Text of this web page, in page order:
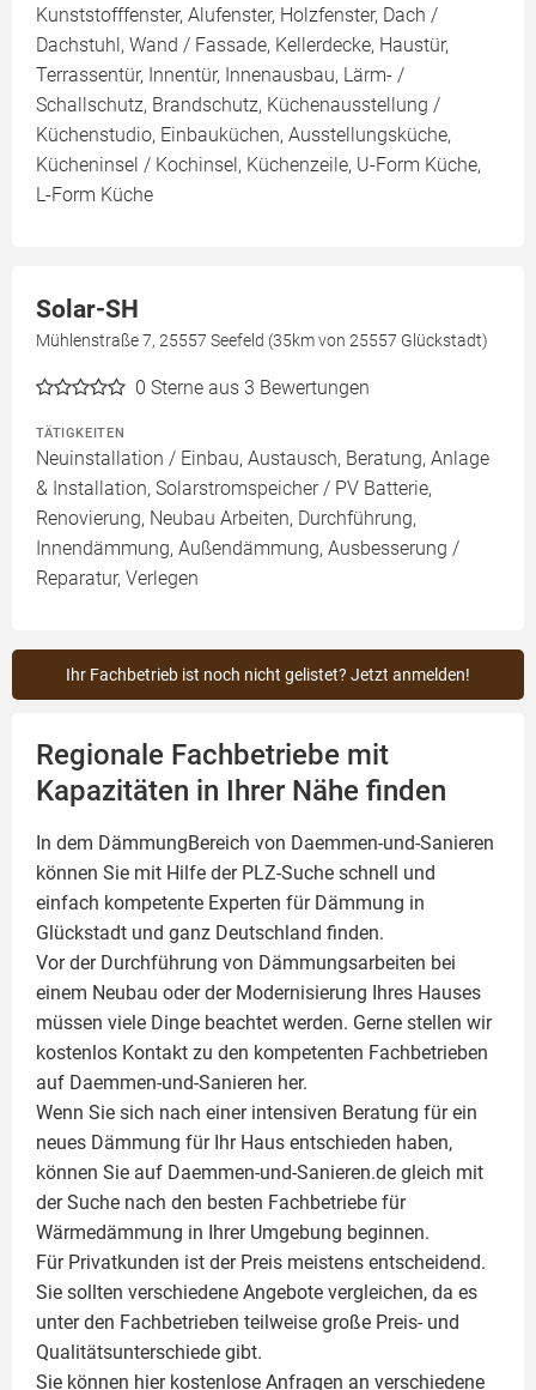
Kunststofffenster, Alufenster, Holzfenster, Dach /
Dachstuhl, Wand / Fassade, Kellerdecke, Haustür,
Terrassentür, Innentür, Innenausbau, Lärm- /
Schallschutz, Brandschutz, Küchenausstellung /
Küchenstudio, Einbauküchen, Ausstellungsküche,
Kücheninsel / Kochinsel, Küchenzeile, U-Form Küche,
L-Form Küche
Solar-SH
Mühlenstraße 7, 25557 Seefeld (35km von 25557 Glückstadt)
0 Sterne aus 3 Bewertungen
TÄTIGKEITEN
Neuinstallation / Einbau, Austausch, Beratung, Anlage
& Installation, Solarstromspeicher / PV Batterie,
Renovierung, Neubau Arbeiten, Durchführung,
Innendämmung, Außendämmung, Ausbesserung /
Reparatur, Verlegen
Ihr Fachbetrieb ist noch nicht gelistet? Jetzt anmelden!
Regionale Fachbetriebe mit
Kapazitäten in Ihrer Nähe finden
In dem DämmungBereich von Daemmen-und-Sanieren
können Sie mit Hilfe der PLZ-Suche schnell und
einfach kompetente Experten für Dämmung in
Glückstadt und ganz Deutschland finden.
Vor der Durchführung von Dämmungsarbeiten bei
einem Neubau oder der Modernisierung Ihres Hauses
müssen viele Dinge beachtet werden. Gerne stellen wir
kostenlos Kontakt zu den kompetenten Fachbetrieben
auf Daemmen-und-Sanieren her.
Wenn Sie sich nach einer intensiven Beratung für ein
neues Dämmung für Ihr Haus entschieden haben,
können Sie auf Daemmen-und-Sanieren.de gleich mit
der Suche nach den besten Fachbetriebe für
Wärmedämmung in Ihrer Umgebung beginnen.
Für Privatkunden ist der Preis meistens entscheidend.
Sie sollten verschiedene Angebote vergleichen, da es
unter den Fachbetrieben teilweise große Preis- und
Qualitätsunterschiede gibt.
Sie können hier kostenlose Anfragen an verschiedene